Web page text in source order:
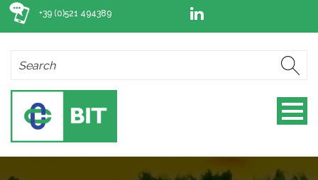
+39 (0)521 494389